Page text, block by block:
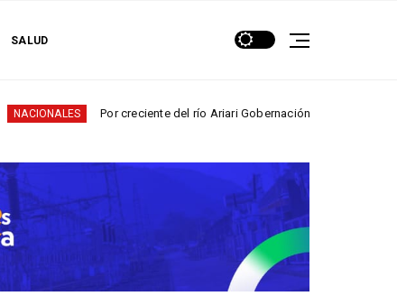
SALUD
Por creciente del río Ariari Gobernación del Meta acelera obras